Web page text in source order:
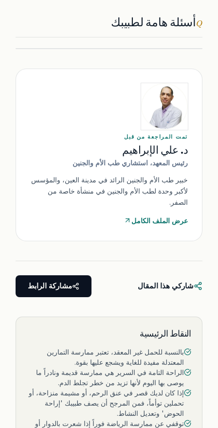
Qأسئلة هامة لطبيبك
تمت المراجعة من قبل
د. علي الإبراهيم
رئيس المعهد، استشاري طب الأم والجنين
خبير طب الأم والجنين الرائد في مدينة العين، والمؤسس
لأكبر وحدة لطب الأم والجنين في منشأة خاصة من
الصفر.
عرض الملف الكامل
شاركي هذا المقال مشاركة الرابط
النقاط الرئيسية
بالنسبة للحمل غير المعقد، تعتبر ممارسة التمارين
المعتدلة مفيدة للغاية ويشجع عليها بقوة.
الراحة التامة في السرير هي ممارسة قديمة ونادراً ما
يوصى بها اليوم لأنها تزيد من خطر تجلط الدم.
إذا كان لديك قصر في عنق الرحم، أو مشيمة منزاحة، أو
تحملين توأماً، فمن المرجح أن يصف طبيبك 'إراحة
الحوض' وتعديل النشاط.
توقفي عن ممارسة الرياضة فوراً إذا شعرت بالدوار أو